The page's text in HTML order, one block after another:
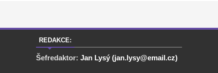
REDAKCE:
Šefredaktor: Jan Lysý (jan.lysy@email.cz)